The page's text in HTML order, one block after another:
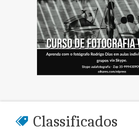
Classificados